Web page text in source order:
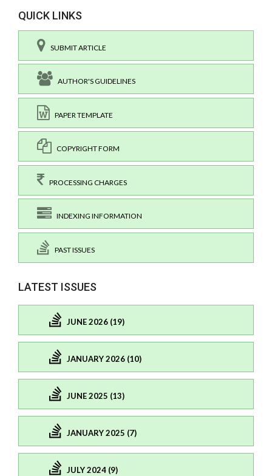
QUICK LINKS
SUBMIT ARTICLE
AUTHOR'S GUIDELINES
PAPER TEMPLATE
COPYRIGHT FORM
PROCESSING CHARGES
INDEXING INFORMATION
PAST ISSUES
LATEST ISSUES
JUNE 2026 (19)
JANUARY 2026 (10)
JUNE 2025 (13)
JANUARY 2025 (7)
JULY 2024 (9)